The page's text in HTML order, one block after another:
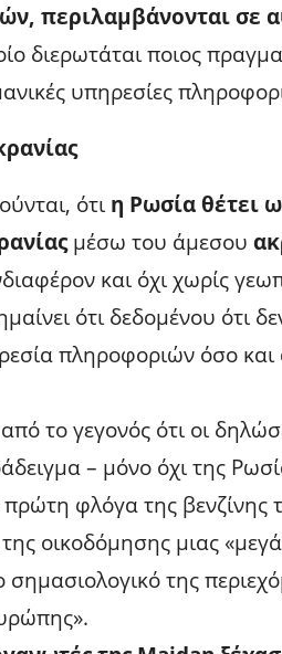
περιλαμβάνονται σε
διερωτάται ποιος
υπηρεσίες
ότι η Ρωσία θέτει
μέσω του άμεσου
και όχι χωρίς
ότι δεδομένου ότι
πληροφοριών όσο
το γεγονός ότι οι
– μόνο όχι της
φλόγα της
οικοδόμησης μιας
της